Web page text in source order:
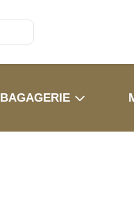
BAGAGERIE